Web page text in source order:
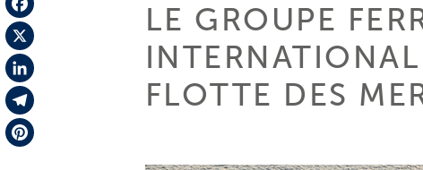
Facebook
X
LinkedIn
Telegram
LE GROUPE
FLOTTE DES